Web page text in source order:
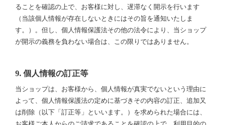
ることを確認の上で、お客様に対し、遅滞なく開示を行います
（当該個人情報が存在しないときにはその旨を通知いたしま
す。）。但し、個人情報保護法その他の法令により、当ショップ
が開示の義務を負わない場合は、この限りではありません。
9. 個人情報の訂正等
当ショップは、お客様から、個人情報が真実でないという理由に
よって、個人情報保護法の定めに基づきその内容の訂正、追加又
は削除（以下「訂正等」といいます。）を求められた場合には、